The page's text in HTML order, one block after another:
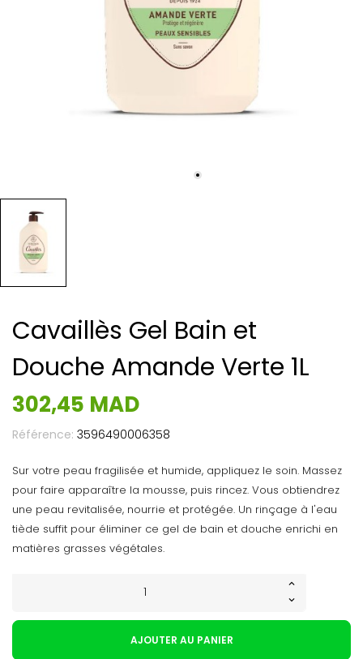
Cavaillès Gel Bain et
Douche Amande Verte 1L
302,45 MAD
Référence: 3596490006358
Sur votre peau fragilisée et humide, appliquez le soin. Massez
pour faire apparaître la mousse, puis rincez. Vous obtiendrez
une peau revitalisée, nourrie et protégée. Un rinçage à l'eau
tiède suffit pour éliminer ce gel de bain et douche enrichi en
matières grasses végétales.
AJOUTER AU PANIER